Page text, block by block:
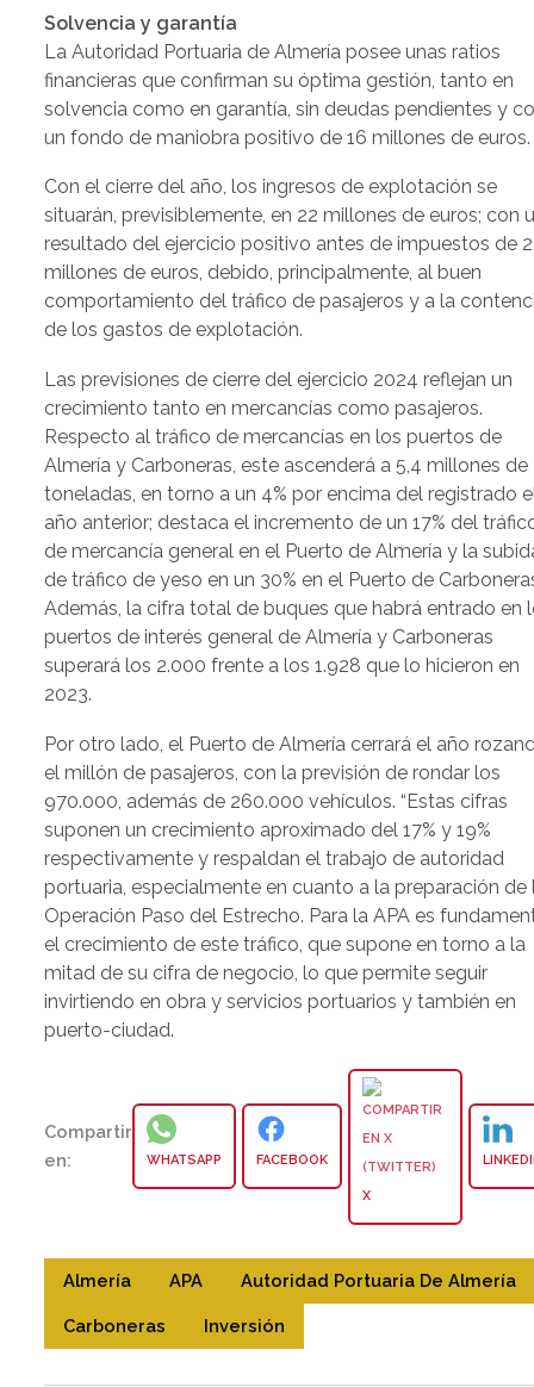
Solvencia y garantía
La Autoridad Portuaria de Almería posee unas ratios
financieras que confirman su óptima gestión, tanto en
solvencia como en garantía, sin deudas pendientes y
un fondo de maniobra positivo de 16 millones de euros.
Con el cierre del año, los ingresos de explotación se
situarán, previsiblemente, en 22 millones de euros; con
resultado del ejercicio positivo antes de impuestos de 2
millones de euros, debido, principalmente, al buen
comportamiento del tráfico de pasajeros y a la
de los gastos de explotación.
Las previsiones de cierre del ejercicio 2024 reflejan un
crecimiento tanto en mercancías como pasajeros.
Respecto al tráfico de mercancías en los puertos de
Almería y Carboneras, este ascenderá a 5,4 millones de
toneladas, en torno a un 4% por encima del registrado
año anterior; destaca el incremento de un 17% del
de mercancía general en el Puerto de Almería y la
de tráfico de yeso en un 30% en el Puerto de
Además, la cifra total de buques que habrá entrado en
puertos de interés general de Almería y Carboneras
superará los 2.000 frente a los 1.928 que lo hicieron en
2023.
Por otro lado, el Puerto de Almería cerrará el año
el millón de pasajeros, con la previsión de rondar los
970.000, además de 260.000 vehículos. “Estas cifras
suponen un crecimiento aproximado del 17% y 19%
respectivamente y respaldan el trabajo de autoridad
portuaria, especialmente en cuanto a la preparación de
Operación Paso del Estrecho. Para la APA es
el crecimiento de este tráfico, que supone en torno a la
mitad de su cifra de negocio, lo que permite seguir
invirtiendo en obra y servicios portuarios y también en
puerto-ciudad.
Compartir
en:
WHATSAPP FACEBOOK
X
Almería APA Autoridad Portuaria De Almería
Carboneras Inversión